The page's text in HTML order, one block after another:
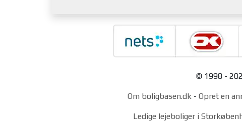
© 1998 -
Om boligbasen.dk - Opret en
Ledige lejeboliger i